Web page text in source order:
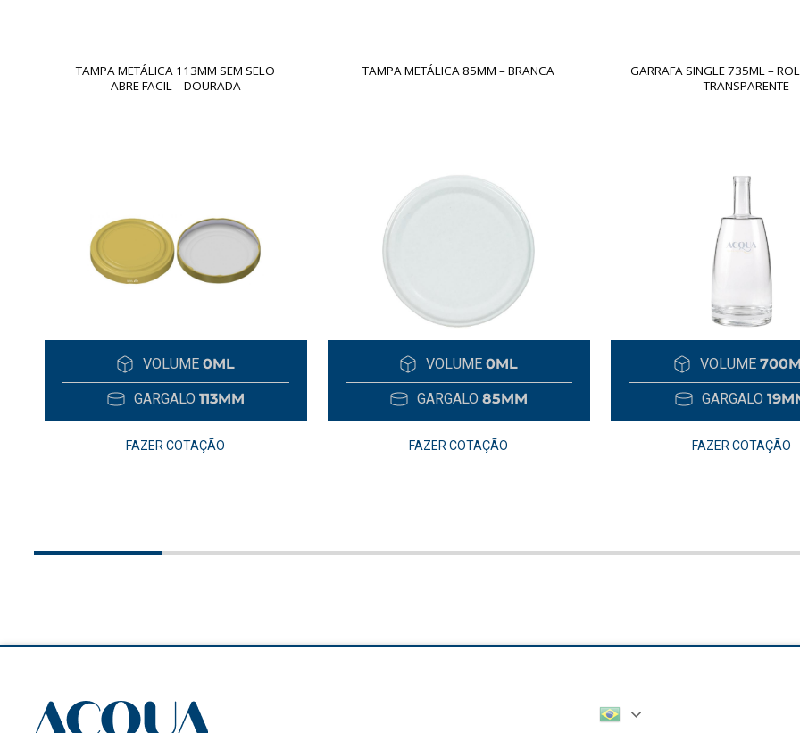
TAMPA METÁLICA 113MM SEM SELO
ABRE FACIL – DOURADA
VOLUME 0ML
GARGALO 113MM
FAZER COTAÇÃO
TAMPA METÁLICA 85MM – BRANCA
VOLUME 0ML
GARGALO 85MM
FAZER COTAÇÃO
GARRAFA SINGLE 735ML –
– TRANSPARENTE
VOLUME
GARGALO
FAZER COTAÇÃO